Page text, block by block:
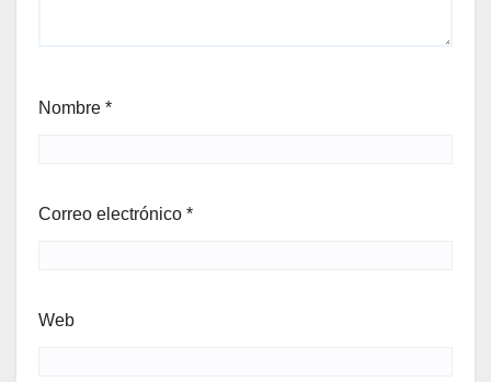
Nombre *
Correo electrónico *
Web